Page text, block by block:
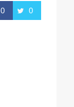
0 0